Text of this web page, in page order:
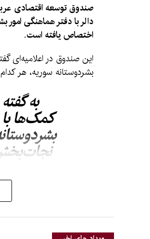
صندوق توسعه اقتصادی
دالر با دفتر هماهنگی
اختصاص یافته است.
این صندوق در اعلامیه‌ای
بشردوستانه سوریه، هر کدام ۲.۵ میلیون دالر کمک اختصاص داده شده است.
به
کمک‌ها
در اعلامیه آمده است که